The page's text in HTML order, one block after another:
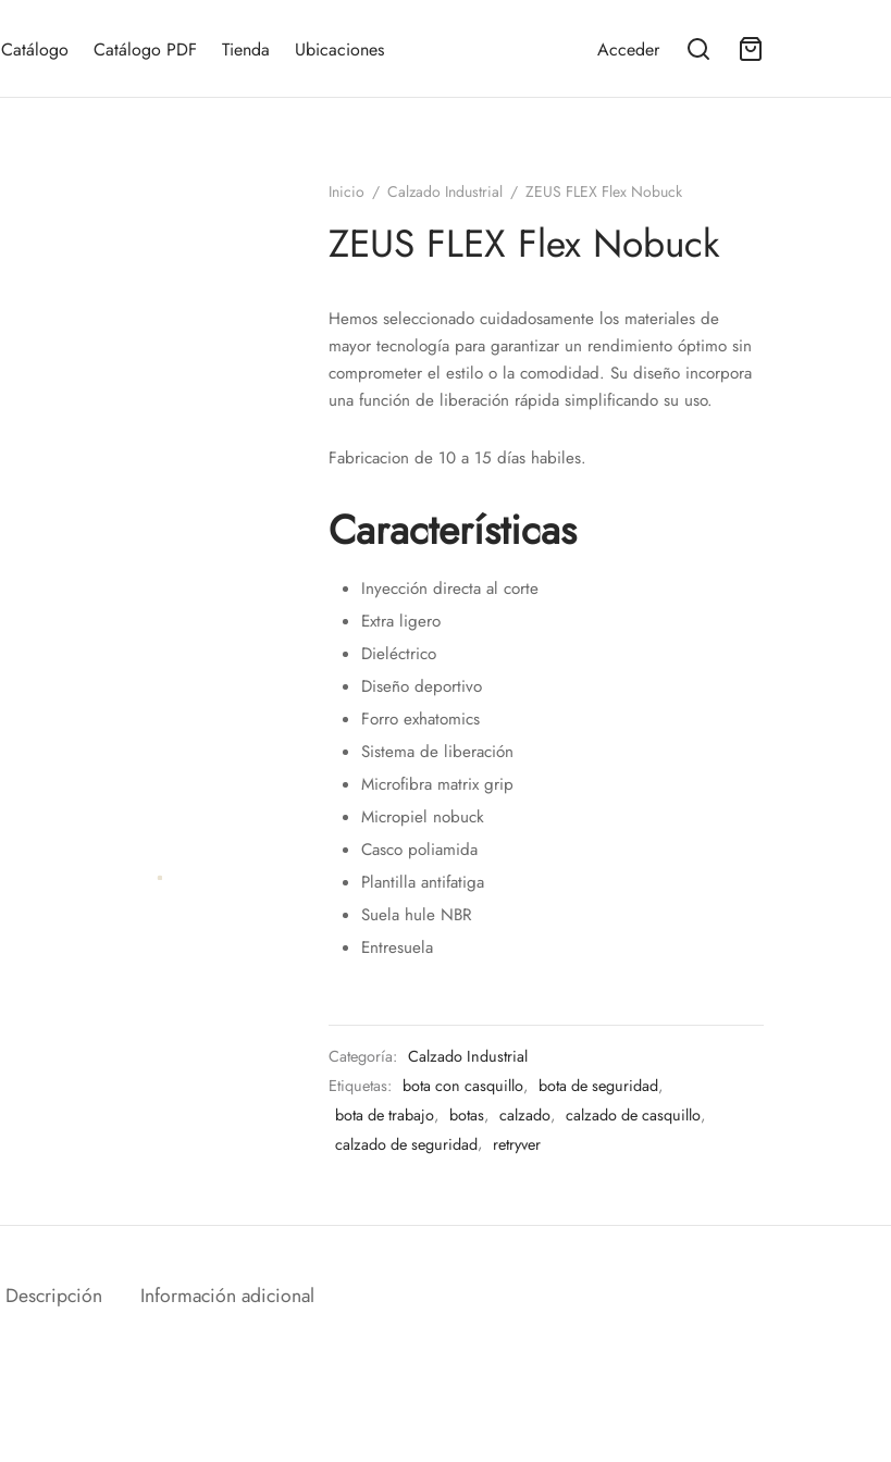
Catálogo Catálogo PDF Tienda Ubicaciones Acceder
Inicio / Calzado Industrial / ZEUS FLEX Flex Nobuck
ZEUS FLEX Flex Nobuck
Hemos seleccionado cuidadosamente los materiales de
mayor tecnología para garantizar un rendimiento óptimo sin
comprometer el estilo o la comodidad. Su diseño incorpora
una función de liberación rápida simplificando su uso.
Fabricacion de 10 a 15 días habiles.
Características
Inyección directa al corte
Extra ligero
Dieléctrico
Diseño deportivo
Forro exhatomics
Sistema de liberación
Microfibra matrix grip
Micropiel nobuck
Casco poliamida
Plantilla antifatiga
Suela hule NBR
Entresuela
Categoría: Calzado Industrial
Etiquetas: bota con casquillo, bota de seguridad,
bota de trabajo, botas, calzado, calzado de casquillo,
calzado de seguridad, retryver
Descripción Información adicional